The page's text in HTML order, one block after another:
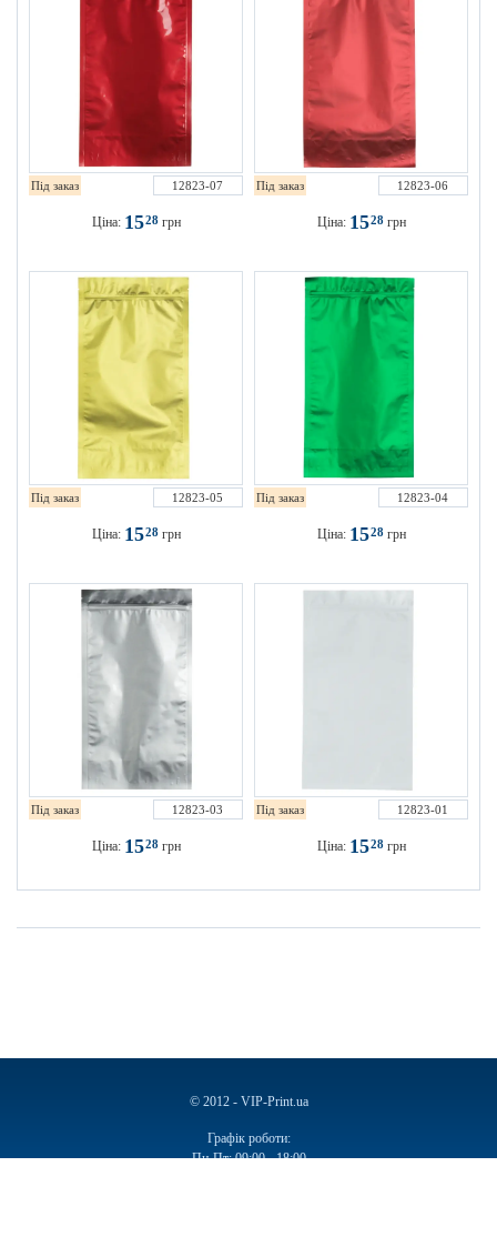
Під заказ 12823-07
Ціна: 1528грн
Під заказ 12823-06
Ціна: 1528грн
Під заказ 12823-05
Ціна: 1528грн
Під заказ 12823-04
Ціна: 1528грн
Під заказ 12823-03
Ціна: 1528грн
Під заказ 12823-01
Ціна: 1528грн
© 2012 - VIP-Print.ua
Графік роботи:
Пн-Пт: 09:00 - 18:00